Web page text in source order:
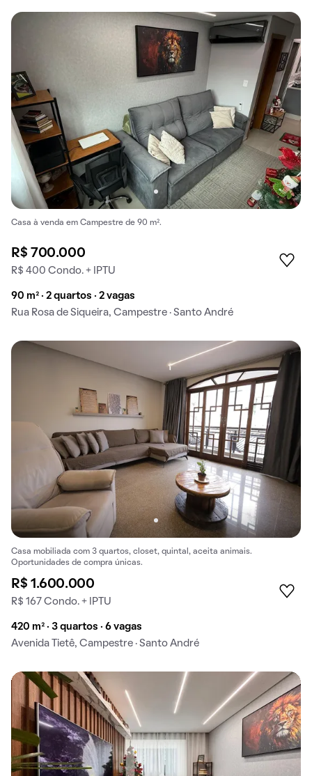
Casa à venda em Campestre de 90 m².
R$ 700.000
R$ 400 Condo. + IPTU
90 m² · 2 quartos · 2 vagas
Rua Rosa de Siqueira, Campestre · Santo André
Casa mobiliada com 3 quartos, closet, quintal, aceita animais.
Oportunidades de compra únicas.
R$ 1.600.000
R$ 167 Condo. + IPTU
420 m² · 3 quartos · 6 vagas
Avenida Tietê, Campestre · Santo André